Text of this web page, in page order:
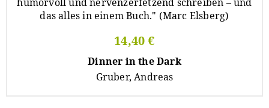
14,40 €
Dinner in the Dark
Gruber, Andreas